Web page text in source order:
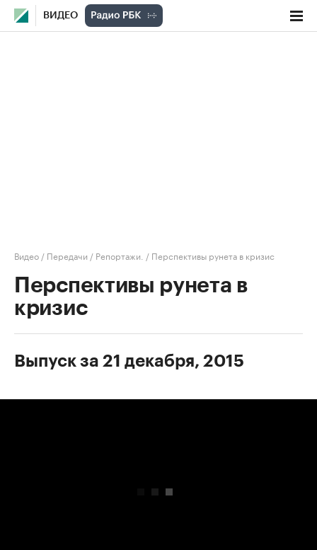
ВИДЕО
Видео / Передачи / Репортажи. / Перспективы рунета в кризис
Перспективы рунета в
кризис
Выпуск за 21 декабря, 2015